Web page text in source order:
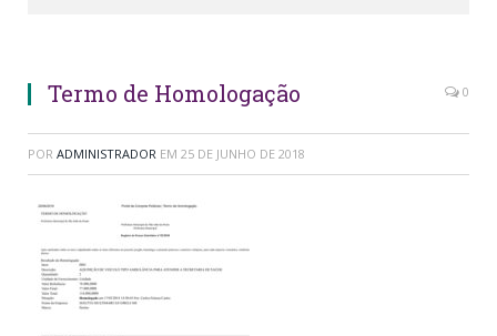
Termo de Homologação 0
POR ADMINISTRADOR EM 25 DE JUNHO DE 2018